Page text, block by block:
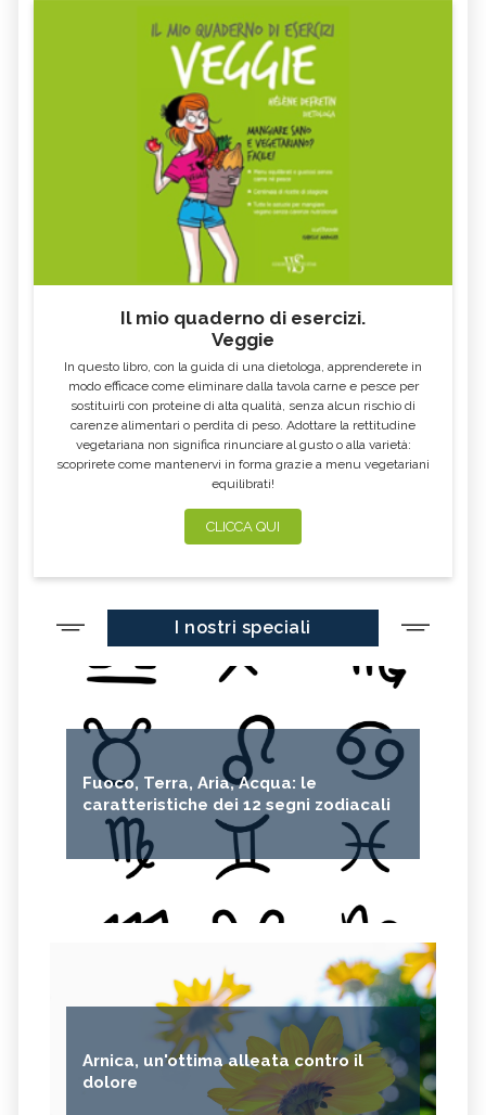
Il mio quaderno di esercizi.
Veggie
In questo libro, con la guida di una dietologa, apprenderete in
modo efficace come eliminare dalla tavola carne e pesce per
sostituirli con proteine di alta qualità, senza alcun rischio di
carenze alimentari o perdita di peso. Adottare la rettitudine
vegetariana non significa rinunciare al gusto o alla varietà:
scoprirete come mantenervi in forma grazie a menu vegetariani
equilibrati!
CLICCA QUI
I nostri speciali
Fuoco, Terra, Aria, Acqua: le
caratteristiche dei 12 segni zodiacali
Arnica, un'ottima alleata contro il
dolore